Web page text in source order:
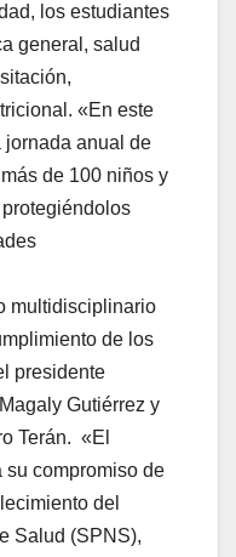
los estudiantes
general, salud
«En este
jornada anual de
de 100 niños y
multidisciplinario
de los
presidente
Gutiérrez y
Terán. «El
compromiso de
del
Salud (SPNS),